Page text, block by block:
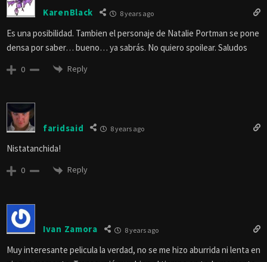
KarenBlack 8 years ago
Es una posibilidad. Tambien el personaje de Natalie Portman se pone
densa por saber… bueno… ya sabrás. No quiero spoilear. Saludos
0 Reply
faridsaid 8 years ago
Nistatanchida!
0 Reply
Ivan Zamora 8 years ago
Muy interesante pelicula la verdad, no se me hizo aburrida ni lenta en